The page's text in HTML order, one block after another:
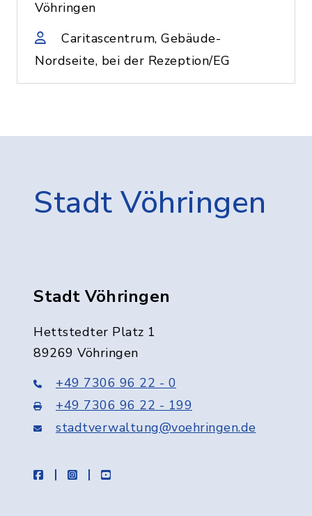
Vöhringen
Caritascentrum, Gebäude-
Nordseite, bei der Rezeption/EG
Stadt Vöhringen
Stadt Vöhringen
Hettstedter Platz 1
89269 Vöhringen
+49 7306 96 22 - 0
+49 7306 96 22 - 199
stadtverwaltung@voehringen.de
facebookinstagramyoutube